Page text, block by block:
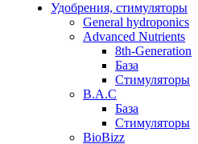
Удобрения, стимуляторы
General hydroponics
Advanced Nutrients
8th-Generation
База
Стимуляторы
B.A.C
База
Стимуляторы
BioBizz